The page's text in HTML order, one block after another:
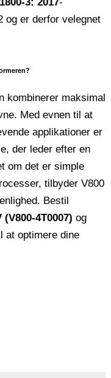
og er derfor velegnet
kombinerer maksimal
Med evnen til at
applikationer er
der leder efter en
om det er simple
tilbyder V800
Bestil
4T0007) og
at optimere dine